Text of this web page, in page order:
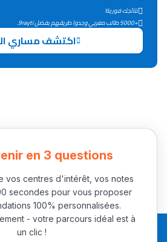
نتائجك فورية!
+5000 طالب مغربي وجدوا طريقهم بفضل 9rayti.
اكتشف مساري
en 3 questions
vos centres d'intérêt, vos notes
secondes pour vous proposer
100% personnalisées.
- votre parcours idéal est à
un clic !